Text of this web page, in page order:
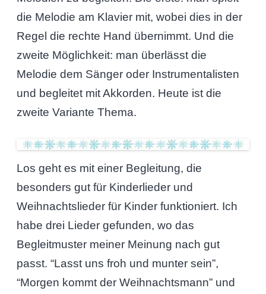
die Melodie am Klavier mit, wobei dies in der
Regel die rechte Hand übernimmt. Und die
zweite Möglichkeit: man überlässt die
Melodie dem Sänger oder Instrumentalisten
und begleitet mit Akkorden. Heute ist die
zweite Variante Thema.
Los geht es mit einer Begleitung, die
besonders gut für Kinderlieder und
Weihnachtslieder für Kinder funktioniert. Ich
habe drei Lieder gefunden, wo das
Begleitmuster meiner Meinung nach gut
passt. “Lasst uns froh und munter sein”,
“Morgen kommt der Weihnachtsmann” und